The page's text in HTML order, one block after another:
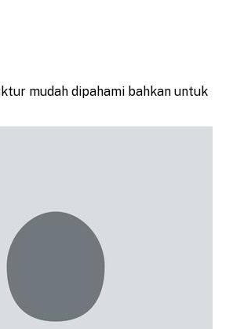
mudah dipahami bahkan untuk